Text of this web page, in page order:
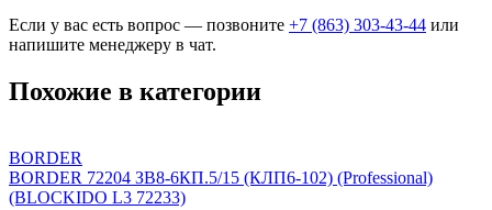
Если у вас есть вопрос — позвоните +7 (863) 303-43-44 или
напишите менеджеру в чат.
Похожие в категории
BORDER
BORDER 72204 ЗВ8-6КП.5/15 (КЛП6-102) (Professional)
(BLOCKIDO L3 72233)